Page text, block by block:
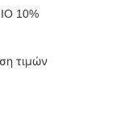
10%
τιμών